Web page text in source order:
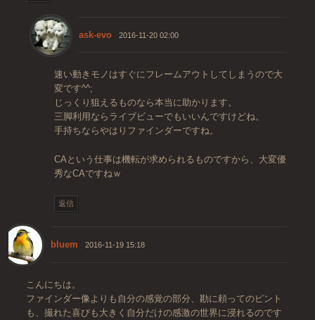
ask-evo 2016-11-20 02:00
速い動きモノはすぐにフレームアウトしてしまうので大
変です^^;
じっくり狙えるものなら本当に助かります。
三脚利用ならライブビューでもいいんですけどね。
手持ちならやはりファインダーですね。
CAという仕事は機転が求められるものですから、大変優
秀なCAですねｗ
返信
bluem 2016-11-19 15:18
こんにちは。
ファインダー像よりも自分の感覚の部分、勘に頼ってのピント
も、撮れた喜びも大きく自分だけの感激の世界に浸れるのです